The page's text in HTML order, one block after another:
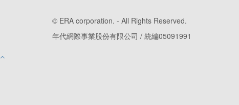
© ERA corporation. - All Rights Reserved.
年代網際事業股份有限公司 / 統編05091991